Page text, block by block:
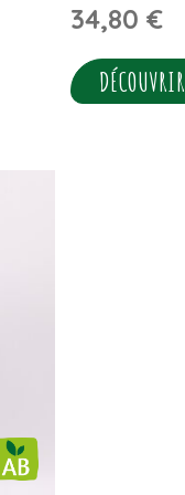
34,80 €
DÉCOUVRIR